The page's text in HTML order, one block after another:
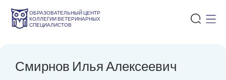
ОБРАЗОВАТЕЛЬНЫЙ ЦЕНТР
КОЛЛЕГИИ ВЕТЕРИНАРНЫХ
СПЕЦИАЛИСТОВ
Смирнов Илья Алексеевич